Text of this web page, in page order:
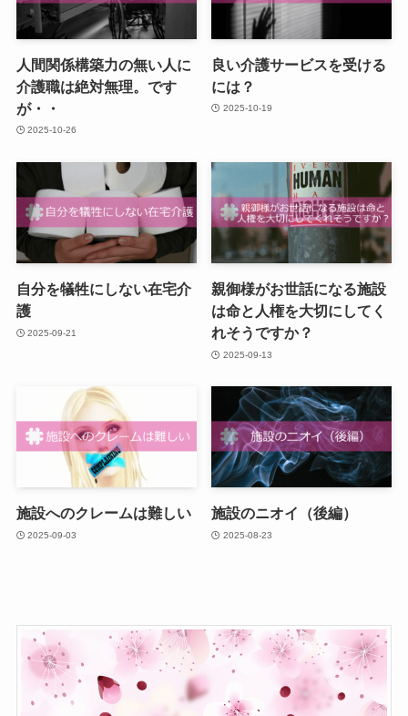
人間関係構築力の無い人に
介護職は絶対無理。です
が・・
2025-10-26
良い介護サービスを受ける
には？
2025-10-19
自分を犠牲にしない在宅介
護
2025-09-21
親御様がお世話になる施設
は命と人権を大切にしてく
れそうですか？
2025-09-13
施設へのクレームは難しい
2025-09-03
施設のニオイ（後編）
2025-08-23